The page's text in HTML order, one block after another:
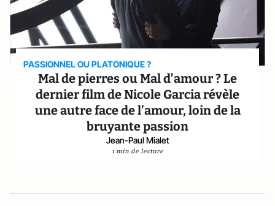
PASSIONNEL OU PLATONIQUE ?
Mal de pierres ou Mal d’amour ? Le
dernier film de Nicole Garcia révèle
une autre face de l’amour, loin de la
bruyante passion
Jean-Paul Mialet
1 min de lecture